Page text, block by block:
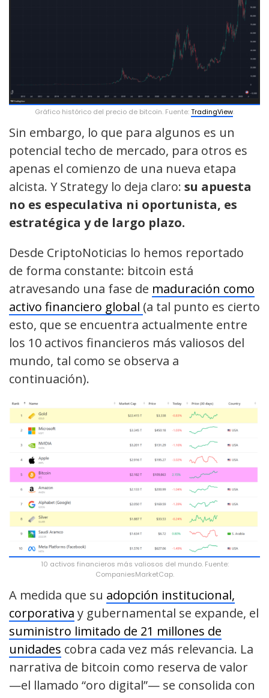
Gráfico histórico del precio de bitcoin. Fuente:TradingView.
Sin embargo, lo que para algunos es un
potencial techo de mercado, para otros es
apenas el comienzo de una nueva etapa
alcista. Y Strategy lo deja claro: su apuesta
no es especulativa ni oportunista, es
estratégica y de largo plazo.
Desde CriptoNoticias lo hemos reportado
de forma constante: bitcoin está
atravesando una fase de maduración como
activo financiero global (a tal punto es cierto
esto, que se encuentra actualmente entre
los 10 activos financieros más valiosos del
mundo, tal como se observa a
continuación).
10 activos financieros más valiosos del mundo. Fuente:
CompaniesMarketCap.
A medida que su adopción institucional,
corporativa y gubernamental se expande, el
suministro limitado de 21 millones de
unidades cobra cada vez más relevancia. La
narrativa de bitcoin como reserva de valor
—el llamado “oro digital”— se consolida con